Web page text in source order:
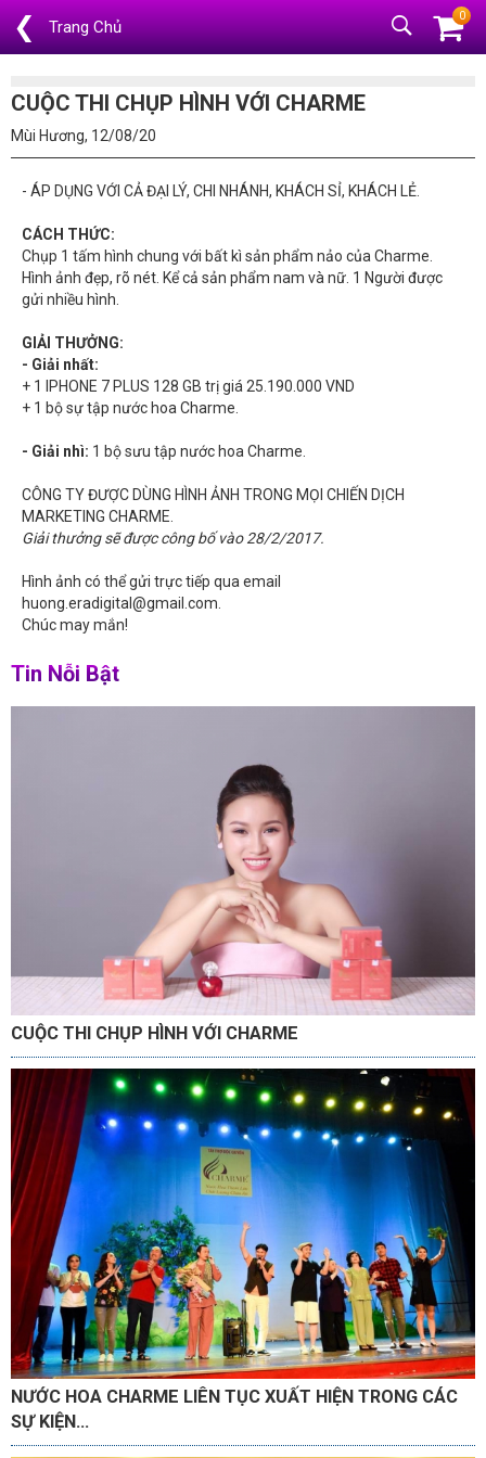
❮ Trang Chủ
0
CUỘC THI CHỤP HÌNH VỚI CHARME
Mùi Hương, 12/08/20
- ÁP DỤNG VỚI CẢ ĐẠI LÝ, CHI NHÁNH, KHÁCH SỈ, KHÁCH LẺ.
CÁCH THỨC:
Chụp 1 tấm hình chung với bất kì sản phẩm nảo của Charme.
Hình ảnh đẹp, rõ nét. Kể cả sản phẩm nam và nữ. 1 Người được
gửi nhiều hình.
GIẢI THƯỞNG:
- Giải nhất:
+ 1 IPHONE 7 PLUS 128 GB trị giá 25.190.000 VND
+ 1 bộ sự tập nước hoa Charme.
- Giải nhì: 1 bộ sưu tập nước hoa Charme.
CÔNG TY ĐƯỢC DÙNG HÌNH ẢNH TRONG MỌI CHIẾN DỊCH
MARKETING CHARME.
Giải thưởng sẽ được công bố vào 28/2/2017.
Hình ảnh có thể gửi trực tiếp qua email
huong.eradigital@gmail.com.
Chúc may mắn!
Tin Nỗi Bật
CUỘC THI CHỤP HÌNH VỚI CHARME
NƯỚC HOA CHARME LIÊN TỤC XUẤT HIỆN TRONG CÁC
SỰ KIỆN...